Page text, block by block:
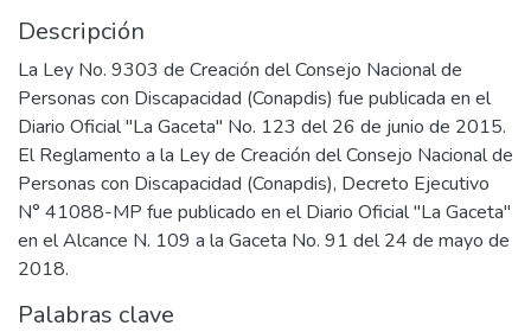
Descripción
La Ley No. 9303 de Creación del Consejo Nacional de
Personas con Discapacidad (Conapdis) fue publicada en el
Diario Oficial "La Gaceta" No. 123 del 26 de junio de 2015.
El Reglamento a la Ley de Creación del Consejo Nacional de
Personas con Discapacidad (Conapdis), Decreto Ejecutivo
N° 41088-MP fue publicado en el Diario Oficial "La Gaceta"
en el Alcance N. 109 a la Gaceta No. 91 del 24 de mayo de
2018.
Palabras clave